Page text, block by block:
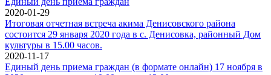
2020-01-29
Итоговая отчетная встреча акима Денисовского района
состоится 29 января 2020 года в с. Денисовка, районный Дом
культуры в 15.00 часов.
2020-11-17
Единый день приема граждан (в формате онлайн) 17 ноября в